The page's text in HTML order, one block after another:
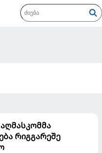
რიგგარეშე